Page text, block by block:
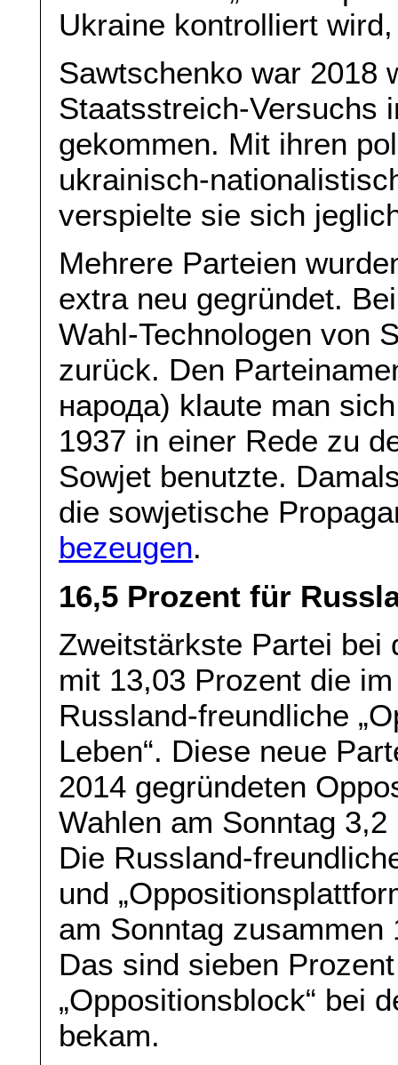
Ukraine kontrolliert
Sawtschenko war 2018
Staatsstreich-Versuchs
gekommen. Mit ihren
ukrainisch-
verspielte sie sich
Mehrere Parteien
extra neu gegründet.
Wahl-Technologen von
zurück. Den
народа) klaute man
1937 in einer Rede zu
Sowjet benutzte.
die sowjetische
bezeugen.
16,5 Prozent für
Zweitstärkste Partei bei
mit 13,03 Prozent die
Russland-freundliche
Leben“. Diese neue
2014 gegründeten
Wahlen am Sonntag
Die Russland-
und
am Sonntag
Das sind sieben
„Oppositionsblock“ bei
bekam.